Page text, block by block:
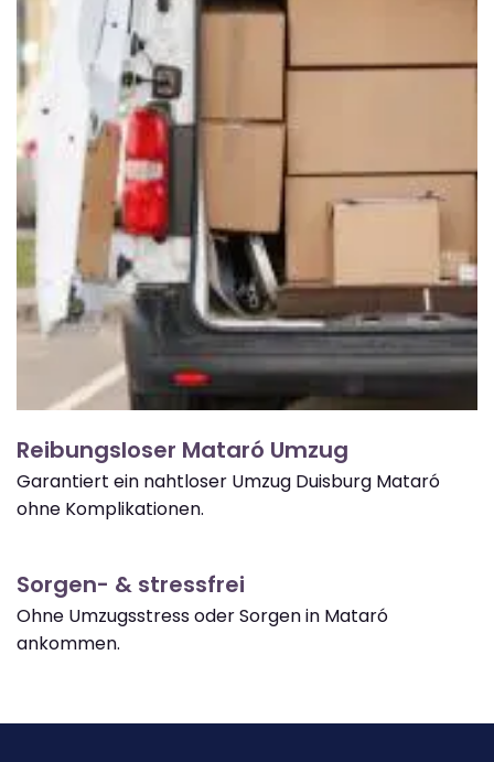
Reibungsloser Mataró Umzug
Garantiert ein nahtloser Umzug Duisburg Mataró
ohne Komplikationen.
Sorgen- & stressfrei
Ohne Umzugsstress oder Sorgen in Mataró
ankommen.